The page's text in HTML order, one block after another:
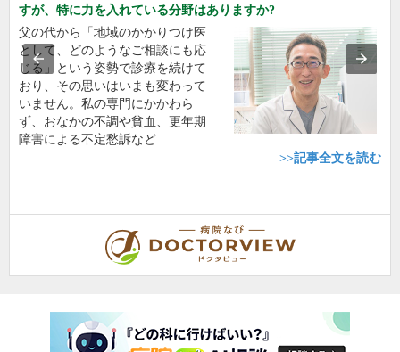
すが、特に力を入れている分野はありますか?
父の代から「地域のかかりつけ医
として、どのようなご相談にも応
じる」という姿勢で診療を続けて
おり、その思いはいまも変わって
いません。私の専門にかかわら
ず、おなかの不調や貧血、更年期
障害による不定愁訴など…
>>記事全文を読む